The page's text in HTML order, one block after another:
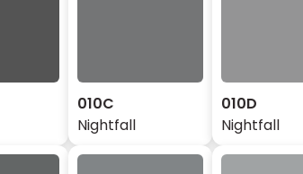
010C
Nightfall
010D
Nightfall